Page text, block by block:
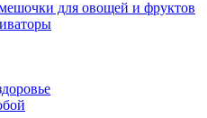
для овощей и фруктов